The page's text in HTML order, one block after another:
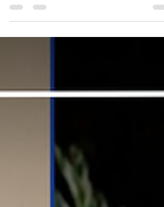
conocer las principales conclusiones del
encuentro regional de empalme que
sostuvo este martes 21 de julio el
ciudad de Medellín, reunió a los